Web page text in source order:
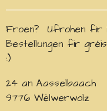
Froen? Ufrohen fir
Bestellungen fir
:)
24 an Aasselbaach
9776 Wëlwerwolz